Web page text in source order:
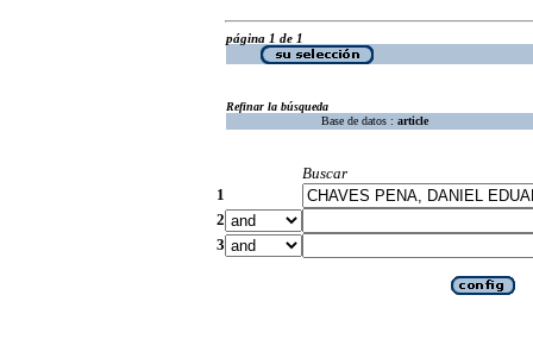
página 1 de 1
Refinar la búsqueda
Base de datos : article
Buscar
1
2
3